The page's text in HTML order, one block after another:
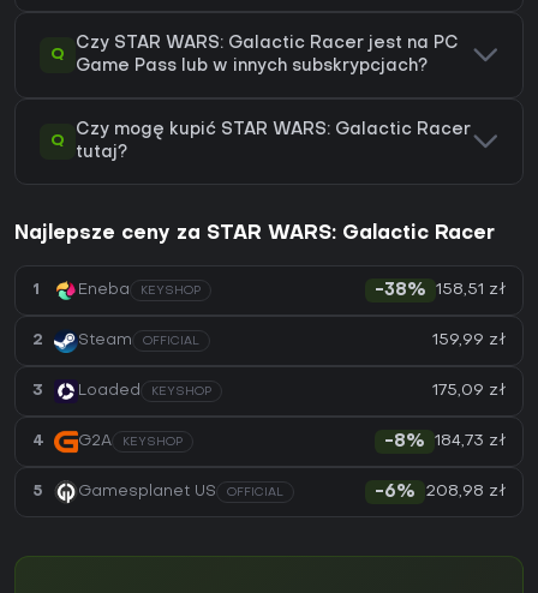
Q
Czy STAR WARS: Galactic Racer jest na PC
Game Pass lub w innych subskrypcjach?
Q
Czy mogę kupić STAR WARS: Galactic Racer
tutaj?
Najlepsze ceny za STAR WARS: Galactic Racer
1 Eneba KEYSHOP -38% 158,51 zł
2 Steam OFFICIAL 159,99 zł
3 Loaded KEYSHOP 175,09 zł
4 G2A KEYSHOP -8% 184,73 zł
5 Gamesplanet US OFFICIAL -6% 208,98 zł